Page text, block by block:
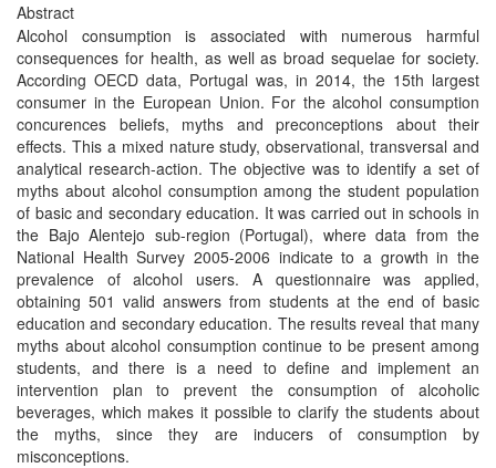
Abstract
Alcohol consumption is associated with numerous harmful
consequences for health, as well as broad sequelae for society.
According OECD data, Portugal was, in 2014, the 15th largest
consumer in the European Union. For the alcohol consumption
concurences beliefs, myths and preconceptions about their
effects. This a mixed nature study, observational, transversal and
analytical research-action. The objective was to identify a set of
myths about alcohol consumption among the student population
of basic and secondary education. It was carried out in schools in
the Bajo Alentejo sub-region (Portugal), where data from the
National Health Survey 2005-2006 indicate to a growth in the
prevalence of alcohol users. A questionnaire was applied,
obtaining 501 valid answers from students at the end of basic
education and secondary education. The results reveal that many
myths about alcohol consumption continue to be present among
students, and there is a need to define and implement an
intervention plan to prevent the consumption of alcoholic
beverages, which makes it possible to clarify the students about
the myths, since they are inducers of consumption by
misconceptions.